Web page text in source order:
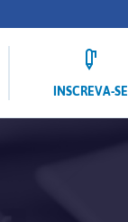
INSCREVA-SE